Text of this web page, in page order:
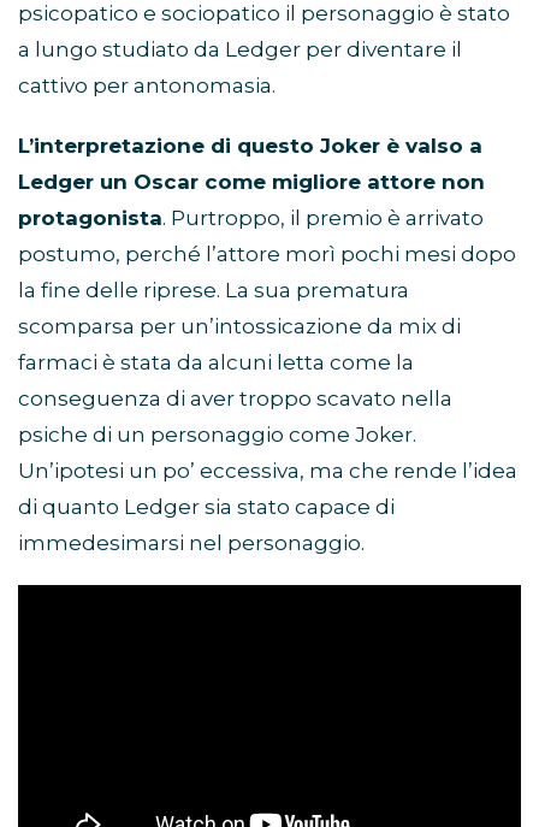
psicopatico e sociopatico il personaggio è stato
a lungo studiato da Ledger per diventare il
cattivo per antonomasia.
L’interpretazione di questo Joker è valso a
Ledger un Oscar come migliore attore non
protagonista. Purtroppo, il premio è arrivato
postumo, perché l’attore morì pochi mesi dopo
la fine delle riprese. La sua prematura
scomparsa per un’intossicazione da mix di
farmaci è stata da alcuni letta come la
conseguenza di aver troppo scavato nella
psiche di un personaggio come Joker.
Un’ipotesi un po’ eccessiva, ma che rende l’idea
di quanto Ledger sia stato capace di
immedesimarsi nel personaggio.